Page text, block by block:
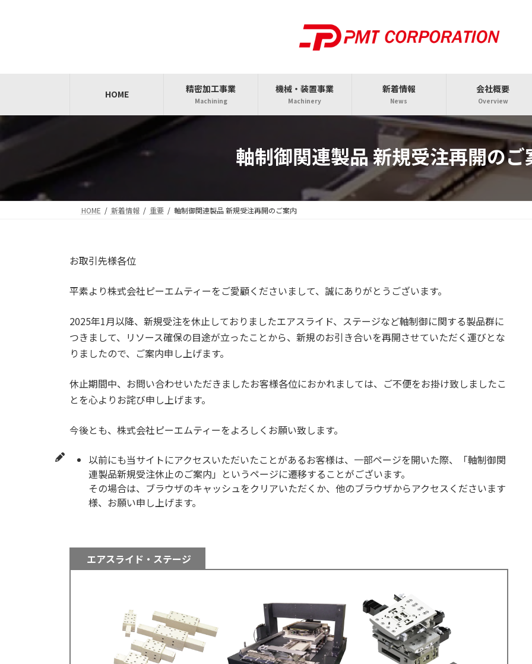
ッ移
HOME 精密加工事業
Machining
機械・装置事業
Machinery
新着情報
News
会社概要
Overview
軸制御関連製品 新規受注再開のご
HOME 新着情報 重要 軸制御関連製品 新規受注再開のご案内
お取引先様各位
平素より株式会社ピーエムティーをご愛顧くださいまして、誠にありがとうございます。
2025年1月以降、新規受注を休止しておりましたエアスライド、ステージなど軸制御に関する製品群に
つきまして、リソース確保の目途が立ったことから、新規のお引き合いを再開させていただく運びとな
りましたので、ご案内申し上げます。
休止期間中、お問い合わせいただきましたお客様各位におかれましては、ご不便をお掛け致しましたこ
とを心よりお詫び申し上げます。
今後とも、株式会社ピーエムティーをよろしくお願い致します。
以前にも当サイトにアクセスいただいたことがあるお客様は、一部ページを開いた際、「軸制御関
連製品新規受注休止のご案内」というページに遷移することがございます。
その場合は、ブラウザのキャッシュをクリアいただくか、他のブラウザからアクセスくださいます
様、お願い申し上げます。
エアスライド・ステージ